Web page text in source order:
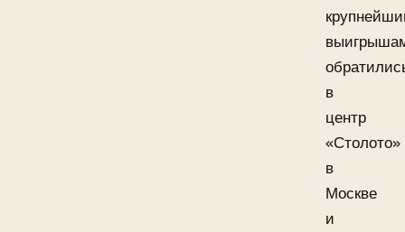
в
центр
«Столото»
в
Москве
и